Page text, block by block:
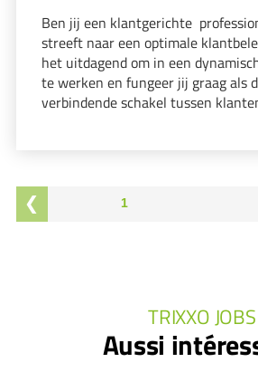
Ben jij een klantgerichte
streeft naar een optimale
het uitdagend om in een
te werken en fungeer jij graag als
verbindende schakel tussen
1
TRIXXO JOBS
Aussi